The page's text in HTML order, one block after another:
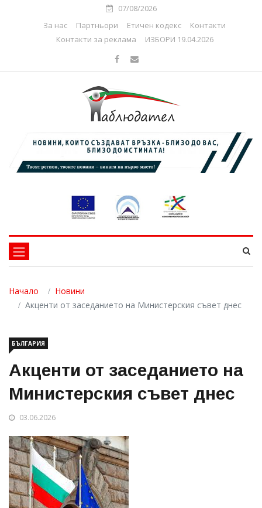
07/08/2026
За нас
Партньори Етичен кодекс
Контакти
Контакти за реклама
ИЗБОРИ 19.04.2026
Начало
Новини
Акценти от заседанието на Министерския съвет днес
БЪЛГАРИЯ
Акценти от заседанието на
Министерския съвет днес
03.06.2026